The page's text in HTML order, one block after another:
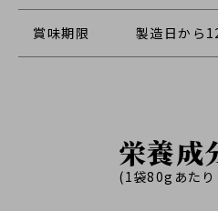
賞味期限 製造日から
栄養成
(1袋80gあた